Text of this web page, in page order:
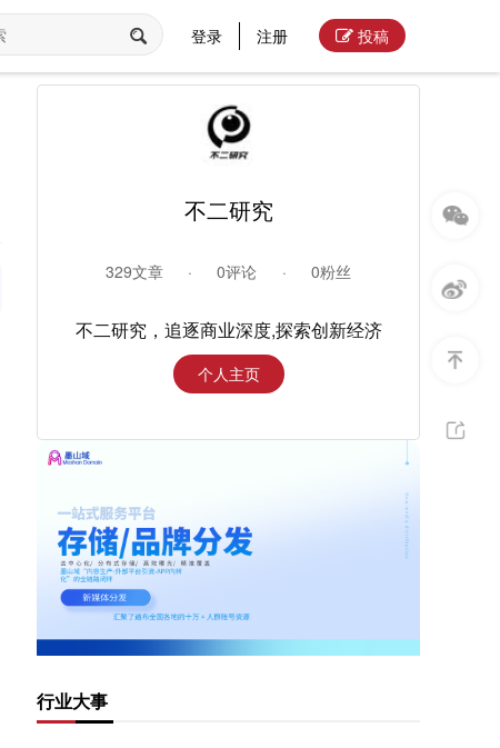
登录 注册 投稿
不二研究
329文章 · 0评论 · 0粉丝
不二研究，追逐商业深度,探索创新经济
个人主页
行业大事